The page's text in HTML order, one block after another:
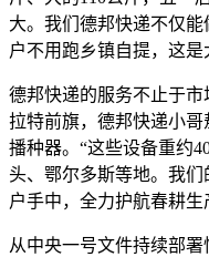
大。我们德邦快递不仅
户不用跑乡镇自提，这
德邦快递的服务不止于
拉特前旗，德邦快递小
播种器。“这些设备重约
头、鄂尔多斯等地。我
户手中，全力护航春耕生
从中央一号文件持续部